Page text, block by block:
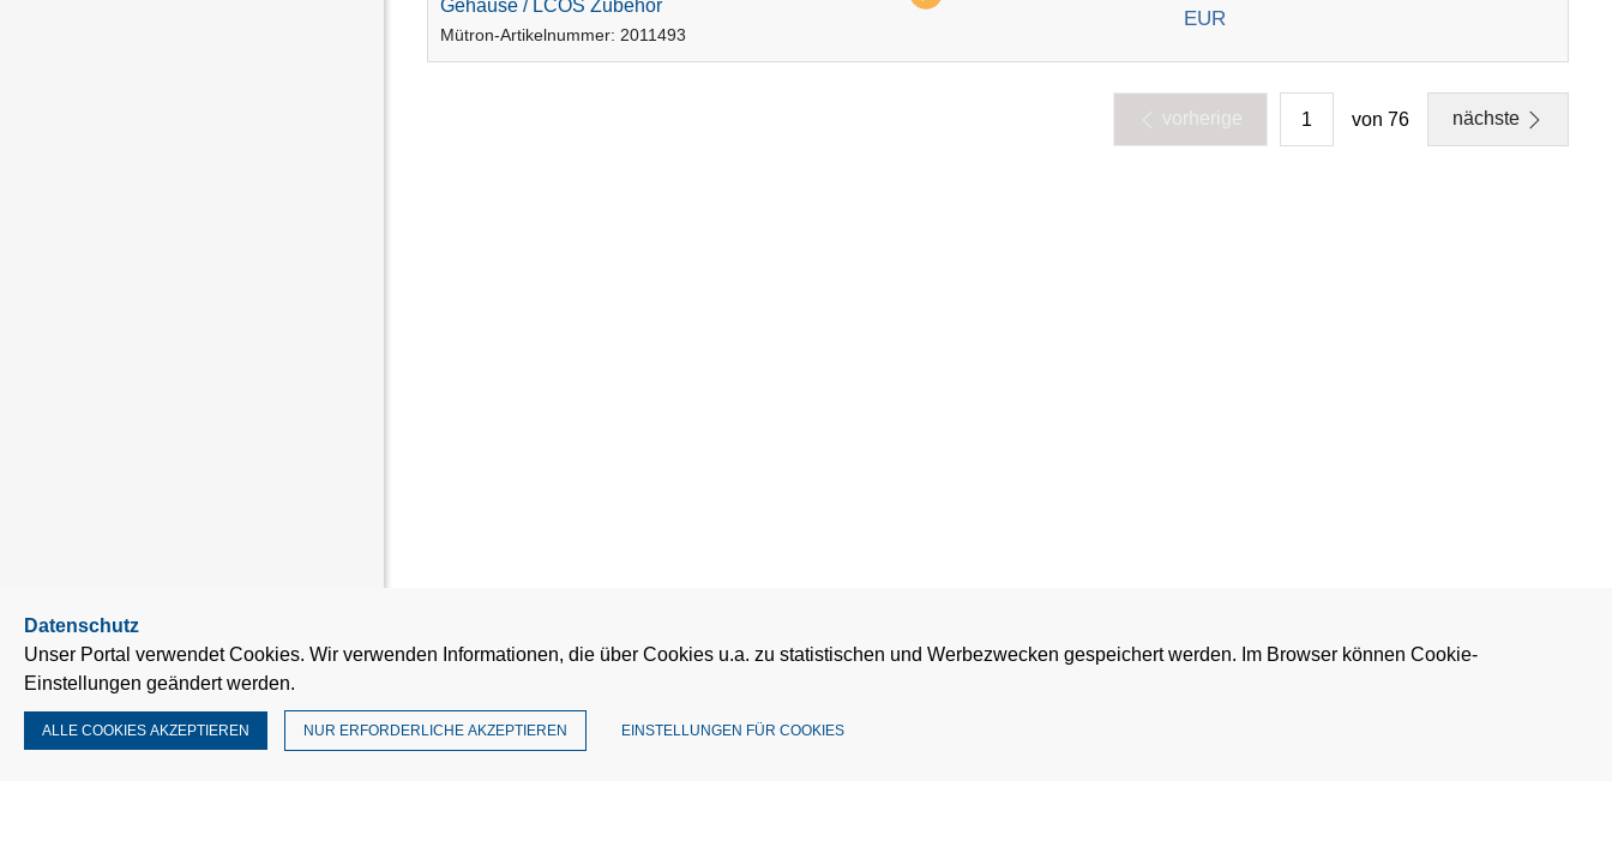
Anwenden
Gehäuse / LCOS Zubehör
Mütron-Artikelnummer: 2011493
EUR
vorherige von 76 nächste
Datenschutz
Unser Portal verwendet Cookies. Wir verwenden Informationen, die über Cookies u.a. zu statistischen und Werbezwecken gespeichert werden. Im Browser können Cookie-
Einstellungen geändert werden.
ALLE COOKIES AKZEPTIEREN NUR ERFORDERLICHE AKZEPTIEREN EINSTELLUNGEN FÜR COOKIES